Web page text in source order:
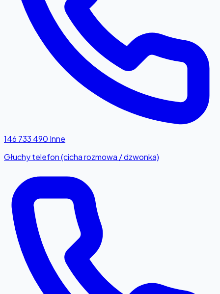
146 733 490 Inne
Głuchy telefon (cicha rozmowa / dzwonka)